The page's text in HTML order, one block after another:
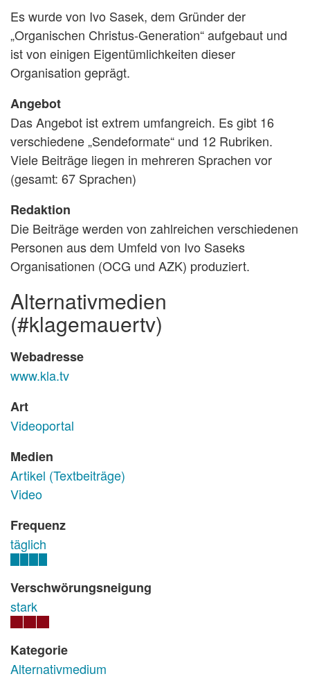
Es wurde von Ivo Sasek, dem Gründer der
„Organischen Christus-Generation“ aufgebaut und
ist von einigen Eigentümlichkeiten dieser
Organisation geprägt.
Angebot
Das Angebot ist extrem umfangreich. Es gibt 16
verschiedene „Sendeformate“ und 12 Rubriken.
Viele Beiträge liegen in mehreren Sprachen vor
(gesamt: 67 Sprachen)
Redaktion
Die Beiträge werden von zahlreichen verschiedenen
Personen aus dem Umfeld von Ivo Saseks
Organisationen (OCG und AZK) produziert.
alternativmedien
(#klagemauertv)
Webadresse
www.kla.tv
Art
Videoportal
Medien
Artikel (Textbeiträge)
Video
Frequenz
täglich
Verschwörungsneigung
stark
Kategorie
Alternativmedium